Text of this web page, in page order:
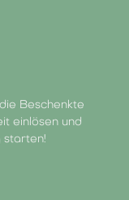
Beschenkte
einlösen und
starten!